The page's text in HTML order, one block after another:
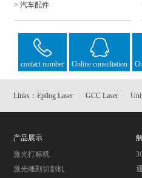
> 汽车配件
contact number Online consultation
Links：Epilog Laser GCC Laser
产品展示
激光打标机
激光雕刻切割机